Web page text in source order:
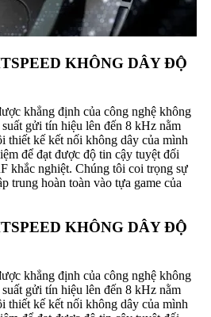
KHÔNG DÂY ĐỘ
khẳng định của công nghệ không
gửi tín hiệu lên đến 8 kHz nằm
thiết kế kết nối không dây của mình
để đạt được độ tin cậy tuyệt đối
khắc nghiệt. Chúng tôi coi trọng sự
trung hoàn toàn vào tựa game của
KHÔNG DÂY ĐỘ
khẳng định của công nghệ không
gửi tín hiệu lên đến 8 kHz nằm
thiết kế kết nối không dây của mình